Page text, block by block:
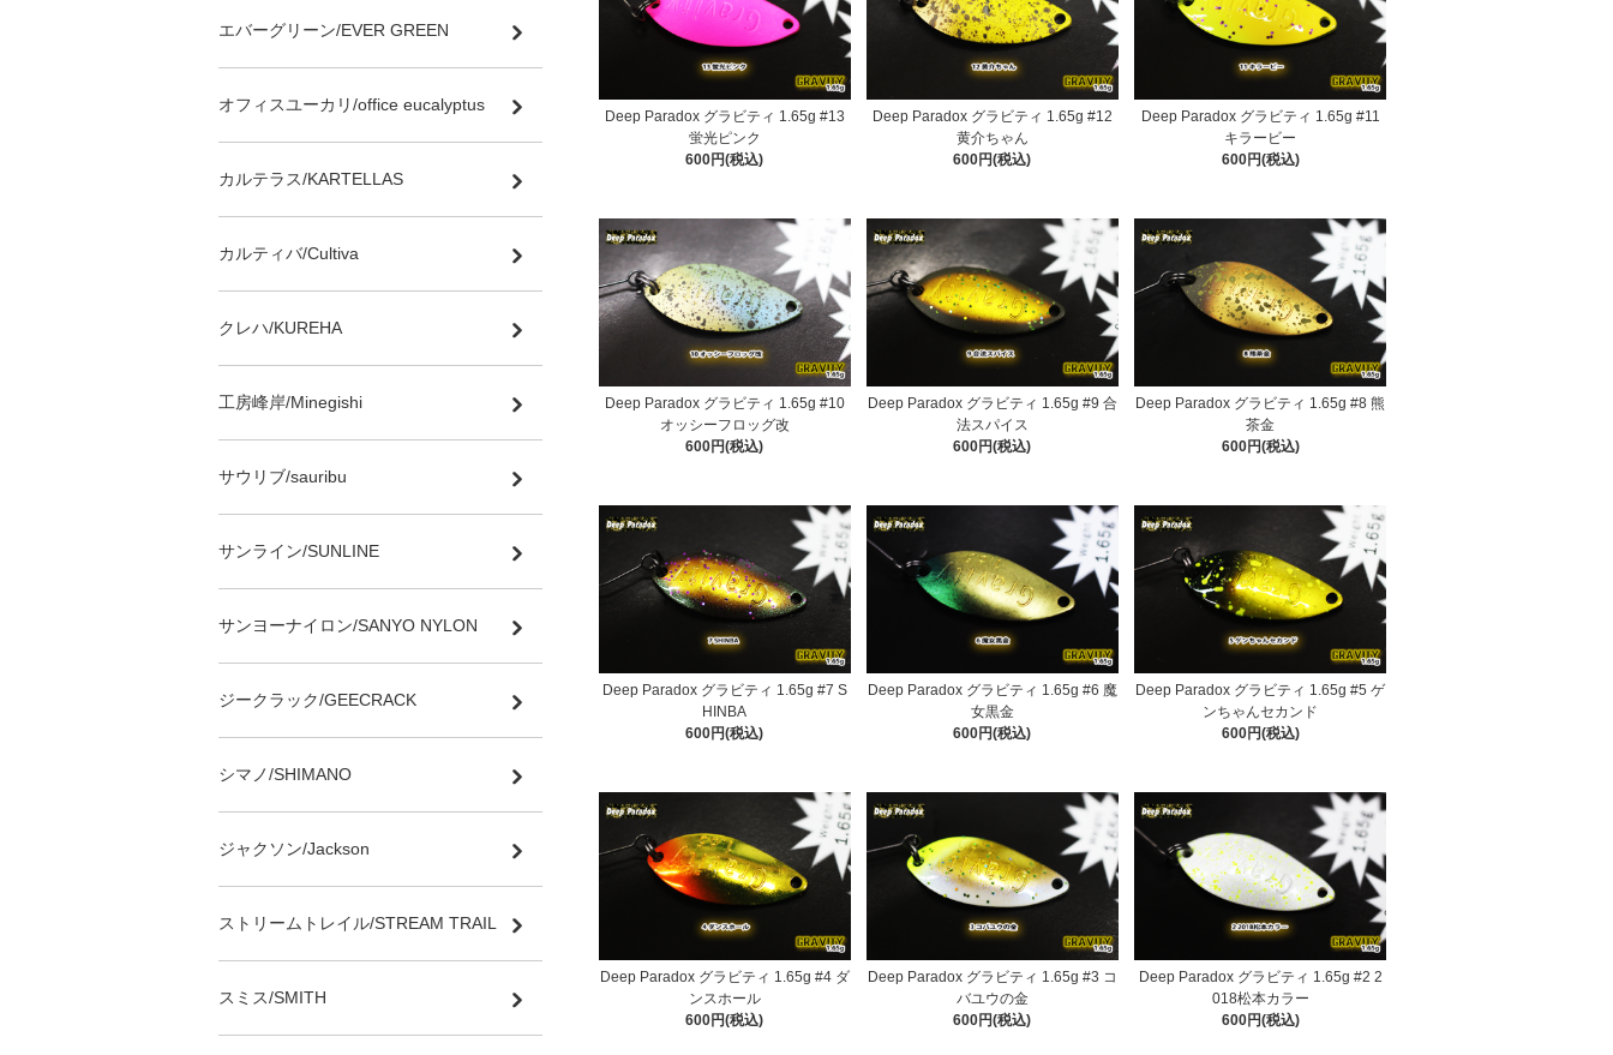
Deep Paradox グラビティ 1.65g #13
蛍光ピンク
600円(税込)
Deep Paradox グラビティ 1.65g #12
黄介ちゃん
600円(税込)
Deep Paradox グラビティ 1.65g #11
キラービー
600円(税込)
Deep Paradox グラビティ 1.65g #10
オッシーフロッグ改
600円(税込)
Deep Paradox グラビティ 1.65g #9 合
法スパイス
600円(税込)
Deep Paradox グラビティ 1.65g #8 熊
茶金
600円(税込)
Deep Paradox グラビティ 1.65g #7 S
HINBA
600円(税込)
Deep Paradox グラビティ 1.65g #6 魔
女黒金
600円(税込)
Deep Paradox グラビティ 1.65g #5 ゲ
ンちゃんセカンド
600円(税込)
Deep Paradox グラビティ 1.65g #4 ダ
ンスホール
600円(税込)
Deep Paradox グラビティ 1.65g #3 コ
バユウの金
600円(税込)
Deep Paradox グラビティ 1.65g #2 2
018松本カラー
600円(税込)
エバーグリーン/EVER GREEN
オフィスユーカリ/office eucalyptus
カルテラス/KARTELLAS
カルティバ/Cultiva
クレハ/KUREHA
工房峰岸/Minegishi
サウリブ/sauribu
サンライン/SUNLINE
サンヨーナイロン/SANYO NYLON
ジークラック/GEECRACK
シマノ/SHIMANO
ジャクソン/Jackson
ストリームトレイル/STREAM TRAIL
スミス/SMITH